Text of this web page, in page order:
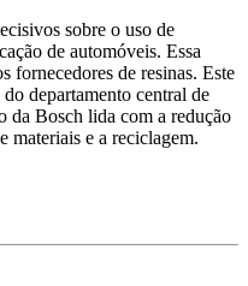
sobre o uso de
de automóveis. Essa
fornecedores de resinas. Este
departamento central de
da Bosch lida com a redução
materiais e a reciclagem.